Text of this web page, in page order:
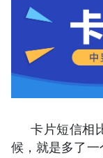
卡片短信相
候，就是多了